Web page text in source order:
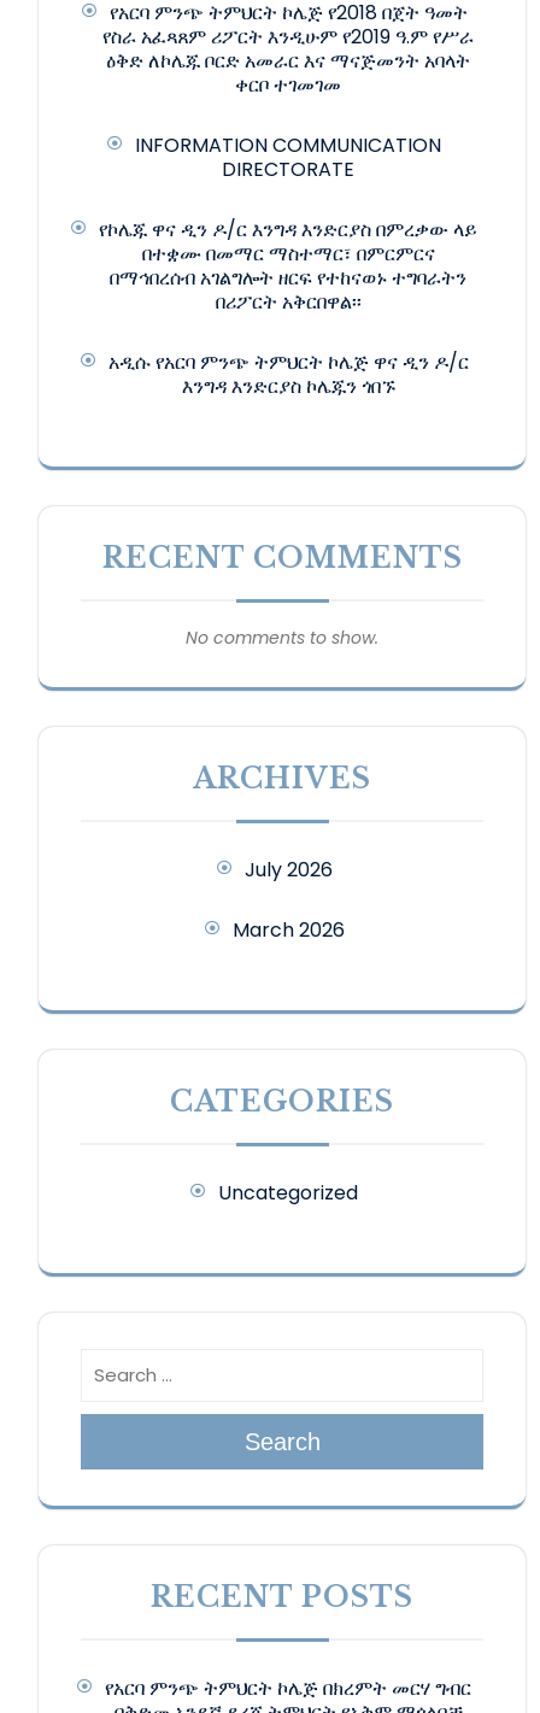
የአርባ ምንጭ ትምህርት ኮሌጅ የ2018 በጀት ዓመት
የስራ አፈጻጸም ሪፖርት እንዲሁም የ2019 ዓ.ም የሥራ
ዕቅድ ለኮሌጁ ቦርድ አመራር እና ማናጅመንት አባላት
ቀርቦ ተገመገመ
INFORMATION COMMUNICATION
DIRECTORATE
የኮሌጁ ዋና ዲን ዶ/ር እንግዳ እንድርያስ በምረቃው ላይ
በተቋሙ በመማር ማስተማር፣ በምርምርና
በማኅበረሰብ አገልግሎት ዘርፍ የተከናወኑ ተግባራትን
በሪፖርት አቅርበዋል፡፡
አዲሱ የአርባ ምንጭ ትምህርት ኮሌጅ ዋና ዲን ዶ/ር
እንግዳ እንድርያስ ኮሌጁን ጎበኙ
RECENT COMMENTS
No comments to show.
ARCHIVES
July 2026
March 2026
CATEGORIES
Uncategorized
Search
RECENT POSTS
የአርባ ምንጭ ትምህርት ኮሌጅ በክረምት መርሃ ግብር